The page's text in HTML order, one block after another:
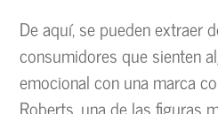
De aquí, se pueden extraer
consumidores que sienten
emocional con una marca